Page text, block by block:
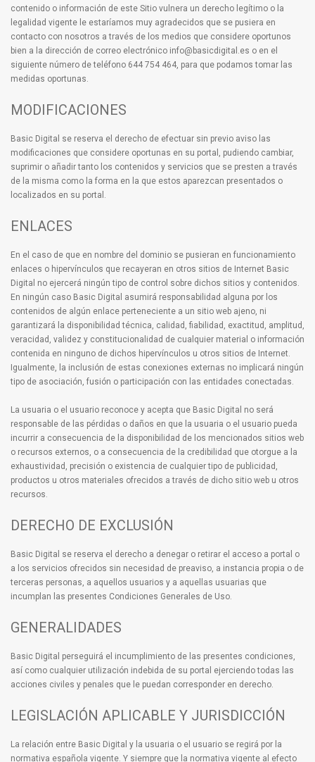
contenido o información de este Sitio vulnera un derecho legítimo o la
legalidad vigente le estaríamos muy agradecidos que se pusiera en
contacto con nosotros a través de los medios que considere oportunos
bien a la dirección de correo electrónico info@basicdigital.es o en el
siguiente número de teléfono 644 754 464, para que podamos tomar las
medidas oportunas.
MODIFICACIONES
Basic Digital se reserva el derecho de efectuar sin previo aviso las
modificaciones que considere oportunas en su portal, pudiendo cambiar,
suprimir o añadir tanto los contenidos y servicios que se presten a través
de la misma como la forma en la que estos aparezcan presentados o
localizados en su portal.
ENLACES
En el caso de que en nombre del dominio se pusieran en funcionamiento
enlaces o hipervínculos que recayeran en otros sitios de Internet Basic
Digital no ejercerá ningún tipo de control sobre dichos sitios y contenidos.
En ningún caso Basic Digital asumirá responsabilidad alguna por los
contenidos de algún enlace perteneciente a un sitio web ajeno, ni
garantizará la disponibilidad técnica, calidad, fiabilidad, exactitud, amplitud,
veracidad, validez y constitucionalidad de cualquier material o información
contenida en ninguno de dichos hipervínculos u otros sitios de Internet.
Igualmente, la inclusión de estas conexiones externas no implicará ningún
tipo de asociación, fusión o participación con las entidades conectadas.
La usuaria o el usuario reconoce y acepta que Basic Digital no será
responsable de las pérdidas o daños en que la usuaria o el usuario pueda
incurrir a consecuencia de la disponibilidad de los mencionados sitios web
o recursos externos, o a consecuencia de la credibilidad que otorgue a la
exhaustividad, precisión o existencia de cualquier tipo de publicidad,
productos u otros materiales ofrecidos a través de dicho sitio web u otros
recursos.
DERECHO DE EXCLUSIÓN
Basic Digital se reserva el derecho a denegar o retirar el acceso a portal o
a los servicios ofrecidos sin necesidad de preaviso, a instancia propia o de
terceras personas, a aquellos usuarios y a aquellas usuarias que
incumplan las presentes Condiciones Generales de Uso.
GENERALIDADES
Basic Digital perseguirá el incumplimiento de las presentes condiciones,
así como cualquier utilización indebida de su portal ejerciendo todas las
acciones civiles y penales que le puedan corresponder en derecho.
LEGISLACIÓN APLICABLE Y JURISDICCIÓN
La relación entre Basic Digital y la usuaria o el usuario se regirá por la
normativa española vigente. Y siempre que la normativa vigente al efecto